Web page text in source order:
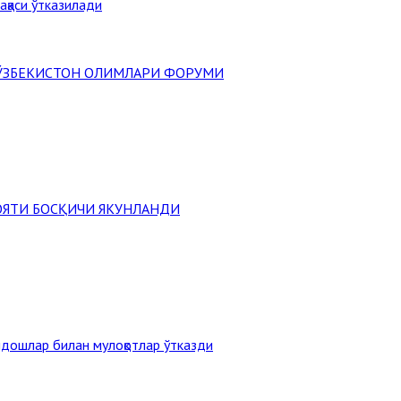
ўтказилади
ОЛИМЛАРИ ФОРУМИ
БОСҚИЧИ ЯКУНЛАНДИ
билан мулоқотлар ўтказди